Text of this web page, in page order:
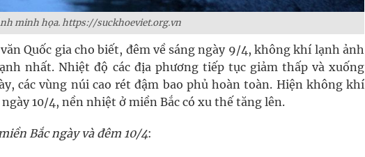
minh họa. https://suckhoeviet.org.vn
Quốc gia cho biết, đêm về sáng ngày 9/4, không khí lạnh ảnh
nhất. Nhiệt độ các địa phương tiếp tục giảm thấp và xuống
các vùng núi cao rét đậm bao phủ hoàn toàn. Hiện không khí
10/4, nền nhiệt ở miền Bắc có xu thế tăng lên.
Bắc ngày và đêm 10/4: